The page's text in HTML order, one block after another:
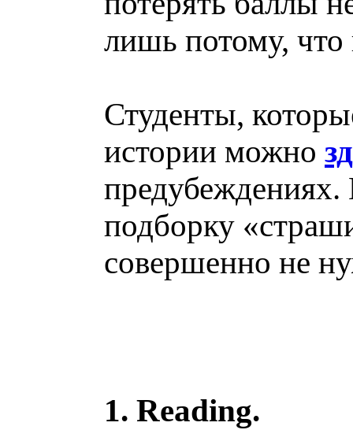
лишь потому, что
Студенты,
истории можно
подборку
совершенно не
1. Reading.